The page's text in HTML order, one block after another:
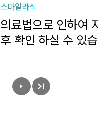
스마일라식
의료법으로 인하여
후 확인 하실 수 있